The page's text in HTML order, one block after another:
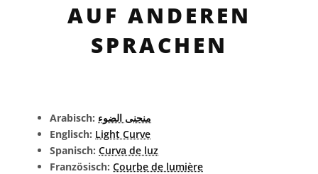
AUF ANDEREN
SPRACHEN
Arabisch: منحنى الضوء
Englisch: Light Curve
Spanisch: Curva de luz
Französisch: Courbe de lumière